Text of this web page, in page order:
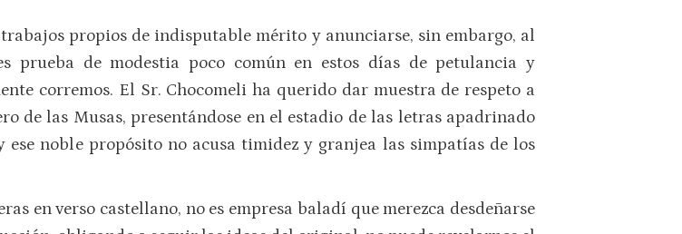
propios de indisputable mérito y anunciarse, sin embargo, al
prueba de modestia poco común en estos días de petulancia y
corremos. El Sr. Chocomeli ha querido dar muestra de respeto a
de las Musas, presentándose en el estadio de las letras apadrinado
noble propósito no acusa timidez y granjea las simpatías de los
en verso castellano, no es empresa baladí que merezca desdeñarse